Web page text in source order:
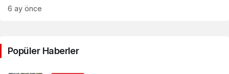
6 ay önce
Popüler Haberler